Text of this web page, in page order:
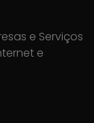
e Serviços
e